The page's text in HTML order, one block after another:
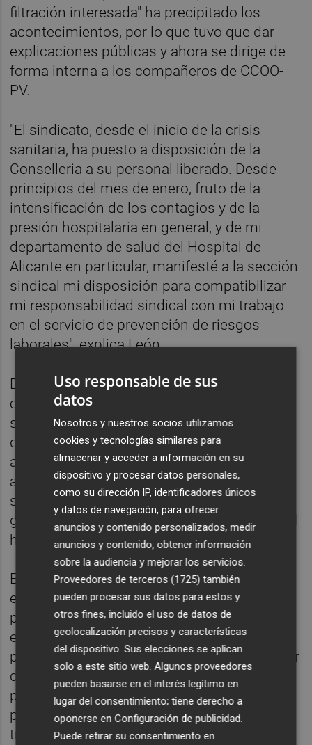
filtración interesada" ha precipitado los
acontecimientos, por lo que tuvo que dar
explicaciones públicas y ahora se dirige de
forma interna a los compañeros de CCOO-
PV.
"El sindicato, desde el inicio de la crisis
sanitaria, ha puesto a disposición de la
Conselleria a su personal liberado. Desde
principios del mes de enero, fruto de la
intensificación de los contagios y de la
presión hospitalaria en general, y de mi
departamento de salud del Hospital de
Alicante en particular, manifesté a la sección
sindical mi disposición para compatibilizar
mi responsabilidad sindical con mi trabajo
en el servicio de prevención de riesgos
laborales", explica León.
De hecho, asegura que la dirección del
centro ya había pedido colaboración a la
sección sindical ante "la situación de
desbordamiento por la elevada presión
asistencial y la sobrecarga de trabajo". "Iban
a requerir a nuestro personal liberado y el
sindicato tenía que responder, poniendo su
granito de arena para no llegar al colapso del
hospital, y así lo hizo", puntualiza.
Entre las categorías asegura que se
encontraba el refuerzo de las labores de
prevención y protección frente a la covid en
el servicio de prevención, donde tiene su
puesto de trabajo como técnico. "Tras recibir
de gerencia una respuesta positiva a la
posibilidad de incorporarme, formalicé la
petición el 26 de enero, acordando que
trabajaría todos los viernes en el hospital a
Uso responsable de sus
datos
Nosotros y nuestros socios utilizamos
cookies y tecnologías similares para
almacenar y acceder a información en su
dispositivo y procesar datos personales,
como su dirección IP, identificadores únicos
y datos de navegación, para ofrecer
anuncios y contenido personalizados, medir
anuncios y contenido, obtener información
sobre la audiencia y mejorar los servicios.
Proveedores de terceros (1725) también
pueden procesar sus datos para estos y
otros fines, incluido el uso de datos de
geolocalización precisos y características
del dispositivo. Sus elecciones se aplican
solo a este sitio web. Algunos proveedores
pueden basarse en el interés legítimo en
lugar del consentimiento; tiene derecho a
oponerse enConfiguración de publicidad.
Puede retirar su consentimiento en